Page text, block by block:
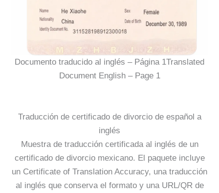
Documento traducido al inglés – Página 1Translated
Document English – Page 1
Traducción de certificado de divorcio de español a
inglés
Muestra de traducción certificada al inglés de un
certificado de divorcio mexicano. El paquete incluye
un Certificate of Translation Accuracy, una traducción
al inglés que conserva el formato y una URL/QR de